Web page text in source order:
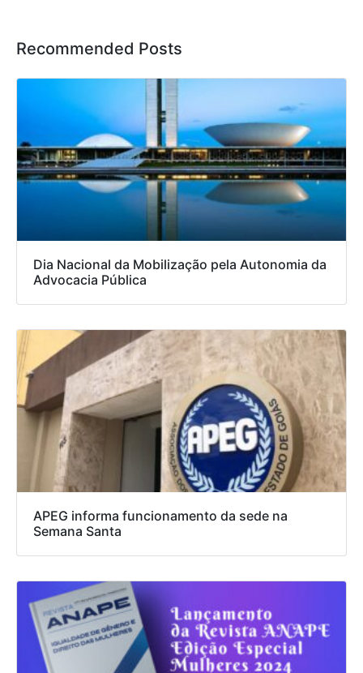
Recommended Posts
Dia Nacional da Mobilização pela Autonomia da
Advocacia Pública
APEG informa funcionamento da sede na
Semana Santa